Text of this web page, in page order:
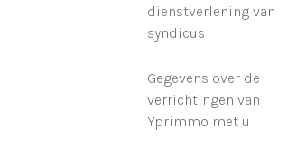
dienstverlening van
syndicus
Gegevens over de
verrichtingen van
Yprimmo met u